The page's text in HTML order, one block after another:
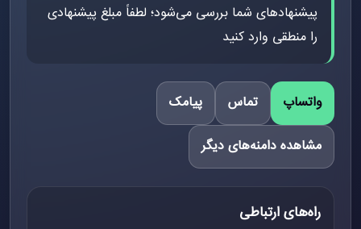
پیشنهادهای شما بررسی می‌شود؛ لطفاً مبلغ پیشنهادی
را منطقی وارد کنید
واتساپ تماس
پیامک
مشاهده دامنه‌های دیگر
راه‌های ارتباطی